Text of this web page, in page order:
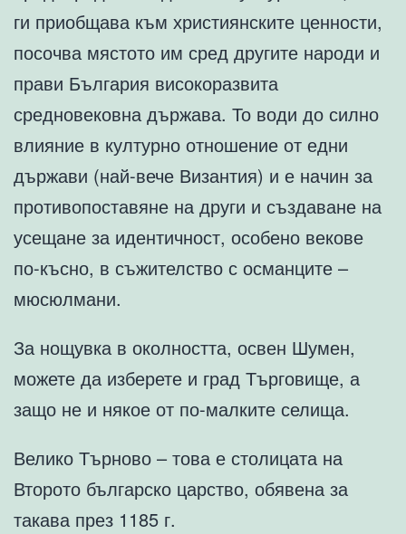
ги приобщава към християнските ценности,
посочва мястото им сред другите народи и
прави България високоразвита
средновековна държава. То води до силно
влияние в културно отношение от едни
държави (най-вече Византия) и е начин за
противопоставяне на други и създаване на
усещане за идентичност, особено векове
по-късно, в съжителство с османците –
мюсюлмани.
За нощувка в околността, освен Шумен,
можете да изберете и град Търговище, а
защо не и някое от по-малките селища.
Велико Търново – това е столицата на
Второто българско царство, обявена за
такава през 1185 г.